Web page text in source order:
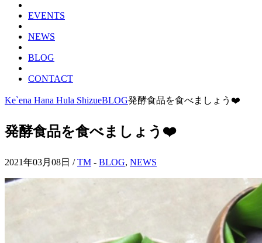
EVENTS
NEWS
BLOG
CONTACT
Ke`ena Hana Hula ShizueBLOG発酵食品を食べましょう❤️
発酵食品を食べましょう❤️
2021年03月08日 /TM - BLOG, NEWS